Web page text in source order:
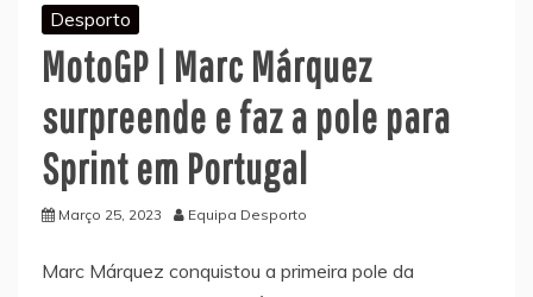
Desporto
MotoGP | Marc Márquez
surpreende e faz a pole para
Sprint em Portugal
Março 25, 2023 Equipa Desporto
Marc Márquez conquistou a primeira pole da